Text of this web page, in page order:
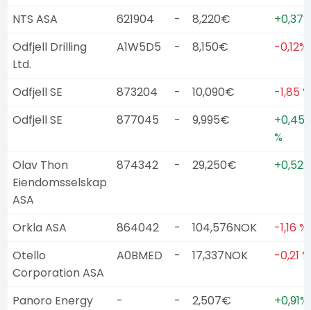
NTS ASA
621904 - 8,220€
+0,37%
Odfjell Drilling
Ltd.
A1W5D5 - 8,150€ -0,12%
Odfjell SE 873204 - 10,090€
-1,85 %
Odfjell SE
877045 - 9,995€
+0,45
%
Olav Thon
Eiendomsselskap
ASA
874342 - 29,250€ +0,52%
Orkla ASA 864042 - 104,576NOK
-1,16 %
Otello
Corporation ASA
A0BMED - 17,337NOK -0,21 %
Panoro Energy
- - 2,507€ +0,91%